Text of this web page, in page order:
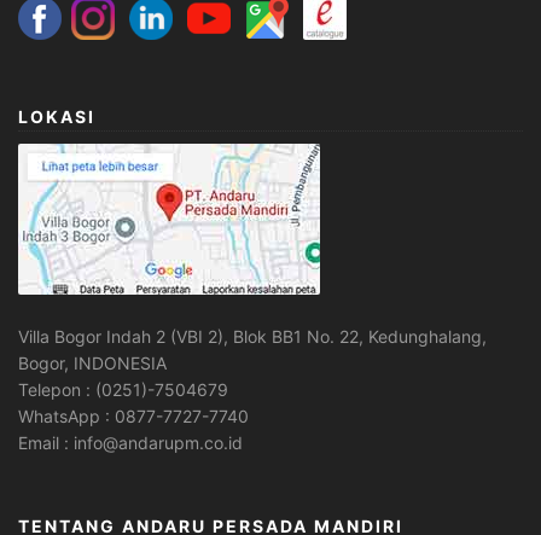
LOKASI
Villa Bogor Indah 2 (VBI 2), Blok BB1 No. 22, Kedunghalang,
Bogor, INDONESIA
Telepon : (0251)-7504679
WhatsApp : 0877-7727-7740
Email : info@andarupm.co.id
TENTANG ANDARU PERSADA MANDIRI